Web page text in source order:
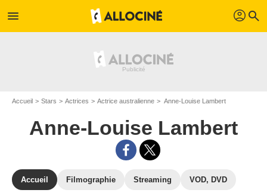
menu profil search
Accueil Stars Actrices Actrice australienne Anne-Louise Lambert
Anne-Louise Lambert
Accueil Filmographie Streaming VOD, DVD